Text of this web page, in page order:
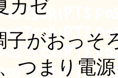
カゼ
子がおっ
つまり電